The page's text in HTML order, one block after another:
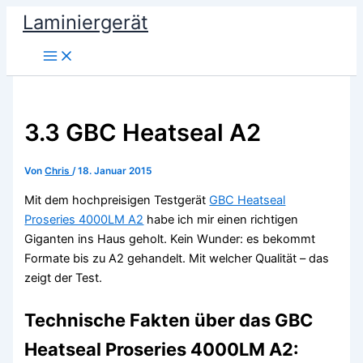
Zum
Inhalt
springen
Laminiergerät
3.3 GBC Heatseal A2
VonChris/18. Januar 2015
Mit dem hochpreisigen TestgerätGBC Heatseal
Proseries 4000LM A2 habe ich mir einen richtigen
Giganten ins Haus geholt. Kein Wunder: es bekommt
Formate bis zu A2 gehandelt. Mit welcher Qualität – das
zeigt der Test.
Technische Fakten über das GBC
Heatseal Proseries 4000LM A2: